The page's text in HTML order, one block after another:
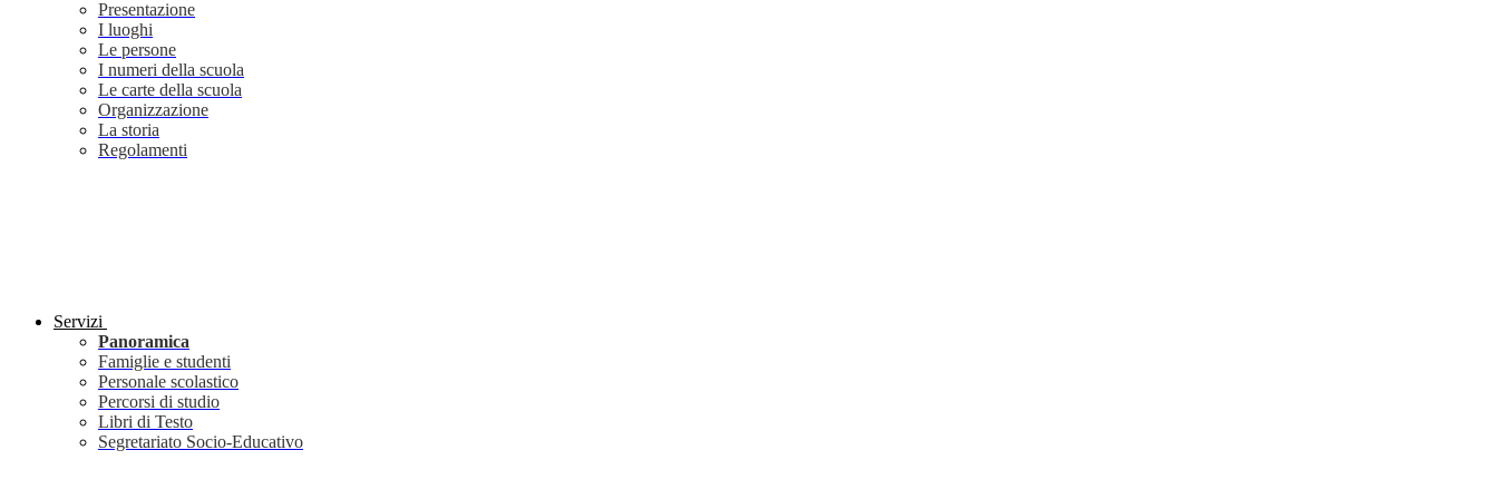
Presentazione
I luoghi
Le persone
I numeri della scuola
Le carte della scuola
Organizzazione
La storia
Regolamenti
Servizi
Panoramica
Famiglie e studenti
Personale scolastico
Percorsi di studio
Libri di Testo
Segretariato Socio-Educativo